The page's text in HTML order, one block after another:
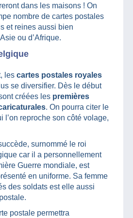
dans les maisons ! On
nombre de cartes postales
et reines aussi bien
ou d’Afrique.
les cartes postales royales
se diversifier. Dès le début
créées les premières
. On pourra citer le
l’on reproche son côté volage,
surnommé le roi
car il a personnellement
Guerre mondiale, est
en uniforme. Sa femme
des soldats est elle aussi
postale permettra